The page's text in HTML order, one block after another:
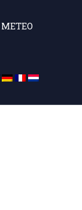
METEO